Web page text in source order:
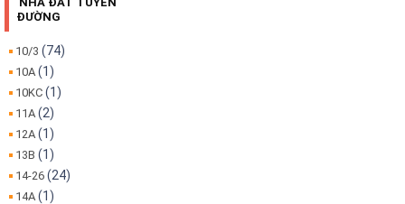
ĐƯỜNG
10/3 (74)
10A (1)
10KC (1)
11A (2)
12A (1)
13B (1)
14-26 (24)
14A (1)